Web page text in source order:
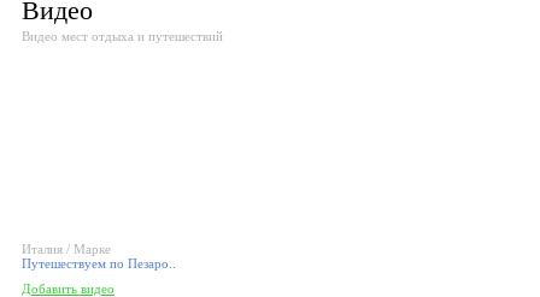
Видео
Видео мест отдыха и путешествий
Италия / Марке
Путешествуем по Пезаро..
Добавить видео